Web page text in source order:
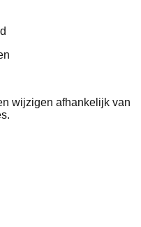
wijzigen afhankelijk van